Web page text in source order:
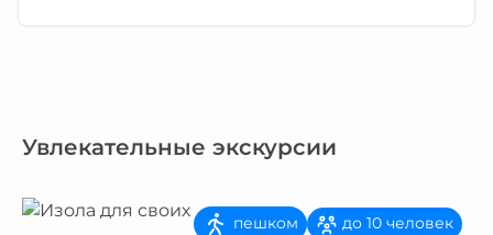
Увлекательные экскурсии
пешком до 10 человек